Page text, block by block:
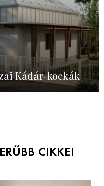
Kádár-kockák
CIKKEI